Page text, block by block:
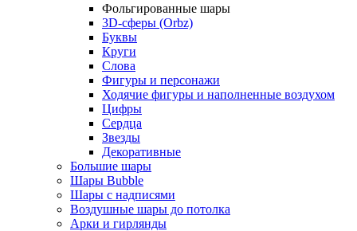
Фольгированные шары
3D-сферы (Orbz)
Буквы
Круги
Слова
Фигуры и персонажи
Ходячие фигуры и наполненные воздухом
Цифры
Сердца
Звезды
Декоративные
Большие шары
Шары Bubble
Шары с надписями
Воздушные шары до потолка
Арки и гирлянды